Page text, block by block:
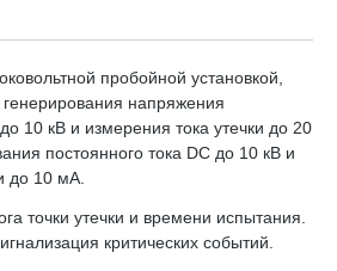
пробойной установкой,
напряжения
10 кВ и измерения тока утечки до 20
постоянного тока DC до 10 кВ и
до 10 мА.
точки утечки и времени испытания.
критических событий.